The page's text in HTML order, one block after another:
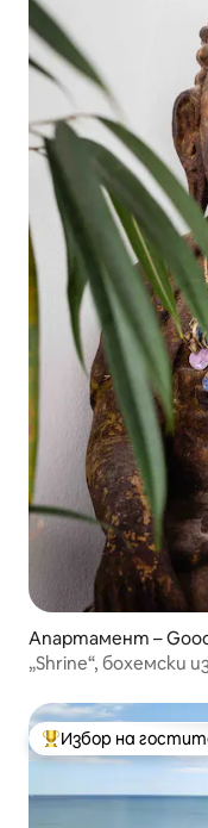
Апартамент –
„Shrine“, бохемски
Най-популярен
Избор на